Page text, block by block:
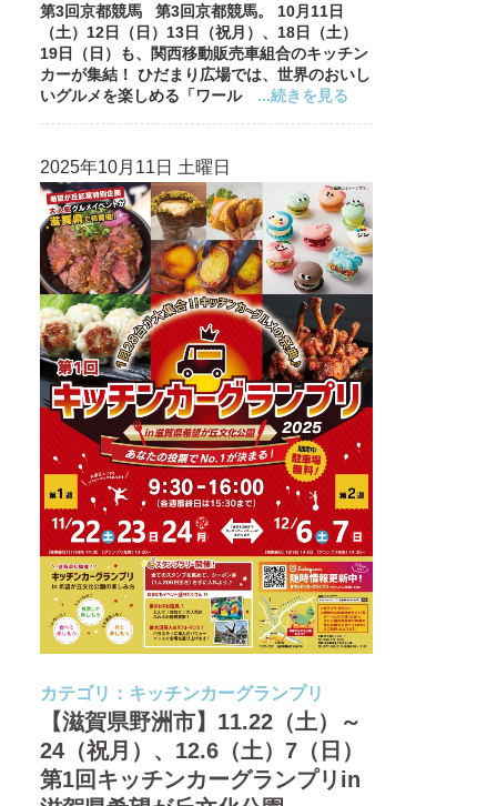
第3回京都競馬 第3回京都競馬。 10月11日
（土）12日（日）13日（祝月）、18日（土）
19日（日）も、関西移動販売車組合のキッチン
カーが集結！ ひだまり広場では、世界のおいし
いグルメを楽しめる「ワール...続きを見る
2025年10月11日 土曜日
カテゴリ： キッチンカーグランプリ
【滋賀県野洲市】11.22（土）～
24（祝月）、12.6（土）7（日）
第1回キッチンカーグランプリin